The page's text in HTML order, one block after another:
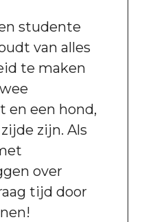
studente
van alles
te maken
en een hond,
zijn. Als
over
tijd door